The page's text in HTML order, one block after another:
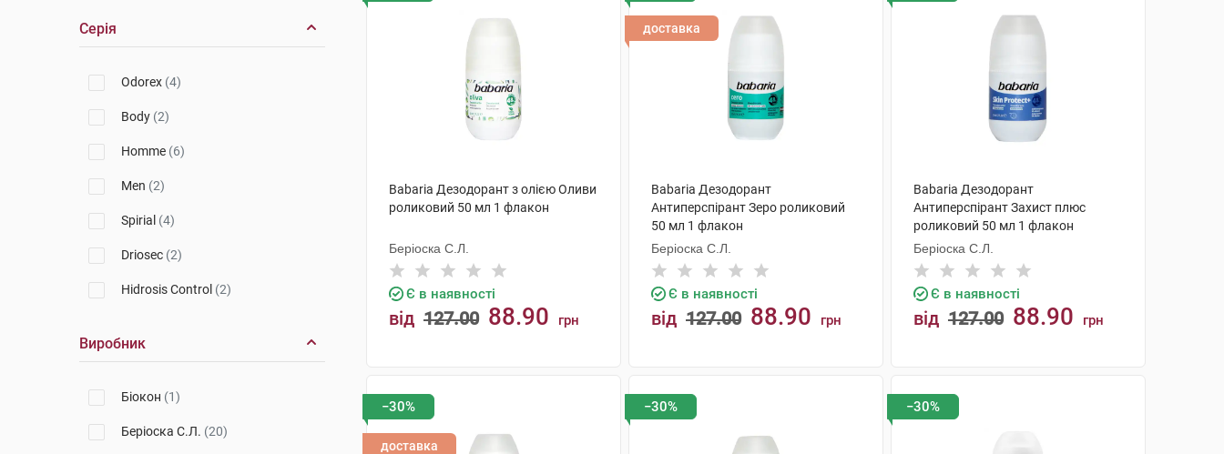
Серія
Odorex (4)
Body (2)
Homme (6)
Men (2)
Spirial (4)
Driosec (2)
Hidrosis Control (2)
Виробник
Біокон (1)
Беріоска С.Л. (20)
Babaria Дезодорант з олією Оливи
роликовий 50 мл 1 флакон
Беріоска С.Л.
Є в наявності
від 127.00 88.90 грн
доставка
Babaria Дезодорант
Антиперспірант Зеро роликовий
50 мл 1 флакон
Беріоска С.Л.
Є в наявності
від 127.00 88.90 грн
Babaria Дезодорант
Антиперспірант Захист плюс
роликовий 50 мл 1 флакон
Беріоска С.Л.
Є в наявності
від 127.00 88.90 грн
−30%
доставка
−30% −30%